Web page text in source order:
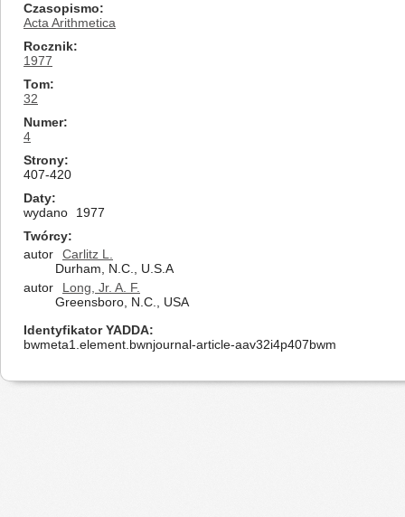
Czasopismo
Acta Arithmetica
Rocznik
1977
Tom
32
Numer
4
Strony
407-420
Daty
wydano
1977
Twórcy
autor
Carlitz L.
Durham, N.C., U.S.A
autor
Long, Jr. A. F.
Greensboro, N.C., USA
Identyfikator YADDA
bwmeta1.element.bwnjournal-article-aav32i4p407bwm